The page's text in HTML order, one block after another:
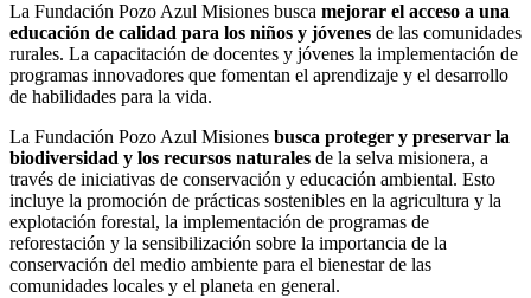
La Fundación Pozo Azul Misiones busca mejorar el acceso a una
educación de calidad para los niños y jóvenes de las comunidades
rurales. La capacitación de docentes y jóvenes la implementación de
programas innovadores que fomentan el aprendizaje y el desarrollo
de habilidades para la vida.
La Fundación Pozo Azul Misiones busca proteger y preservar la
biodiversidad y los recursos naturales de la selva misionera, a
través de iniciativas de conservación y educación ambiental. Esto
incluye la promoción de prácticas sostenibles en la agricultura y la
explotación forestal, la implementación de programas de
reforestación y la sensibilización sobre la importancia de la
conservación del medio ambiente para el bienestar de las
comunidades locales y el planeta en general.